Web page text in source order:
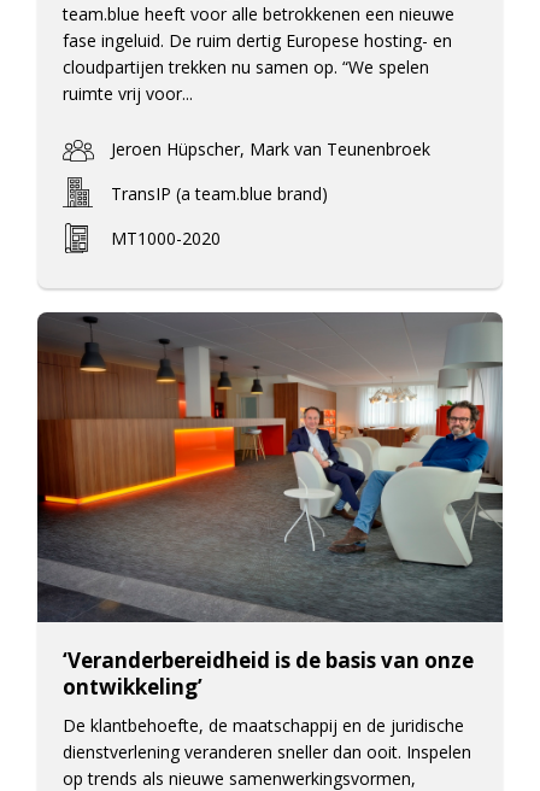
team.blue heeft voor alle betrokkenen een nieuwe
fase ingeluid. De ruim dertig Europese hosting- en
cloudpartijen trekken nu samen op. “We spelen
ruimte vrij voor...
Jeroen Hüpscher, Mark van Teunenbroek
TransIP (a team.blue brand)
MT1000-2020
‘Veranderbereidheid is de basis van onze
ontwikkeling’
De klantbehoefte, de maatschappij en de juridische
dienstverlening veranderen sneller dan ooit. Inspelen
op trends als nieuwe samenwerkingsvormen,